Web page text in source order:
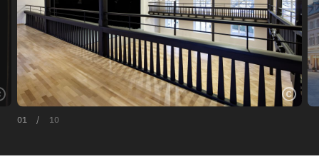
01 / 10